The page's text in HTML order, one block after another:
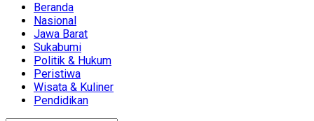
Beranda
Nasional
Jawa Barat
Sukabumi
Politik & Hukum
Peristiwa
Wisata & Kuliner
Pendidikan